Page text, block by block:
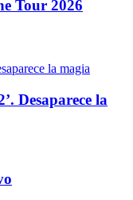
Tour 2026
Desaparece la